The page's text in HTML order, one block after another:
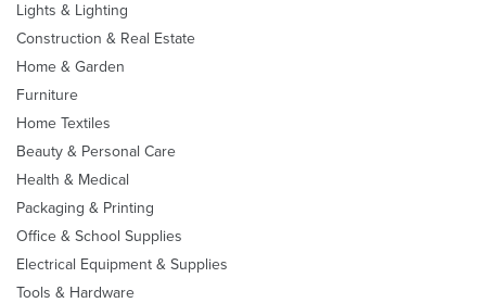
Lights & Lighting
Construction & Real Estate
Home & Garden
Furniture
Home Textiles
Beauty & Personal Care
Health & Medical
Packaging & Printing
Office & School Supplies
Electrical Equipment & Supplies
Tools & Hardware